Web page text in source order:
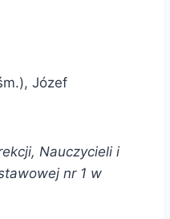
Józef
Nauczycieli i
nr 1 w